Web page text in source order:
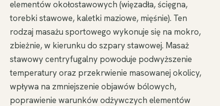
elementów okołostawowych (więzadła, ścięgna,
torebki stawowe, kaletki maziowe, mięśnie). Ten
rodzaj masażu sportowego wykonuje się na mokro,
zbieżnie, w kierunku do szpary stawowej. Masaż
stawowy centryfugalny powoduje podwyższenie
temperatury oraz przekrwienie masowanej okolicy,
wpływa na zmniejszenie objawów bólowych,
poprawienie warunków odżywczych elementów